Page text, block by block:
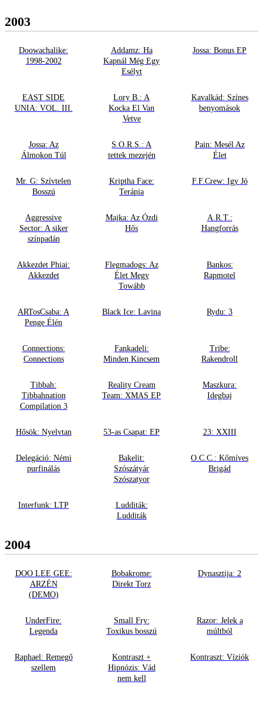
2003
Doowachalike:
1998-2002
Addamz: Ha
Kapnál Még Egy
Esélyt
Jossa: Bonus EP
EAST SIDE
UNIA: VOL. III.
Lory B.: A
Kocka El Van
Vetve
Kavalkád: Színes
benyomások
Jossa: Az
Álmokon Túl
S.O.R.S.: A
tettek mezején
Pain: Mesél Az
Élet
Mr. G: Szívtelen
Bosszú
Kriptha Face:
Terápia
F.F.Crew: Igy Jó
Aggressive
Sector: A siker
színpadán
Majka: Az Ózdi
Hős
A.R.T.:
Hangforrás
Akkezdet Phiai:
Akkezdet
Flegmadogs: Az
Élet Megy
Towább
Bankos:
Rapmotel
ARTosCsaba: A
Penge Élén
Black Ice: Lavina Rydu: 3
Connections:
Connections
Fankadeli:
Minden Kincsem
Tribe:
Rakendroll
Tibbah:
Tibbahnation
Compilation 3
Reality Cream
Team: XMAS EP
Maszkura:
Idegbaj
Hősök: Nyelvtan 53-as Csapat: EP 23: XXIII
Delegáció: Némi
purfinálás
Bakelit:
Szószátyár
Szószatyor
O.C.C.: Kőmíves
Brigád
Interfunk: LTP
Ludditák:
Ludditák
2004
DOO LEE GEE:
ARZÉN
(DEMO)
Bobakrome:
Direkt Torz
Dynasztija: 2
UnderFire:
Legenda
Small Fry:
Toxikus bosszú
Razor: Jelek a
múltból
Raphael: Remegő
szellem
Kontraszt +
Hipnózis: Vád
nem kell
Kontraszt: Víziók